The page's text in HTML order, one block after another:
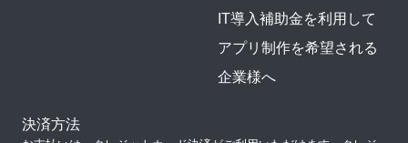
IT導入補助金を利用して
アプリ制作を希望される
企業様へ
決済方法